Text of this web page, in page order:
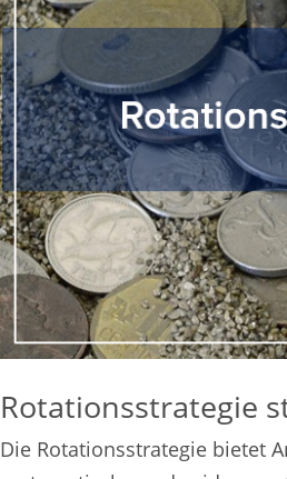
Rotationsstrategie
Die Rotationsstrategie bietet